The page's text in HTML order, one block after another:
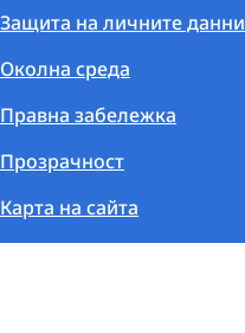
Защита на личните данни
Околна среда
Правна забележка
Прозрачност
Карта на сайта